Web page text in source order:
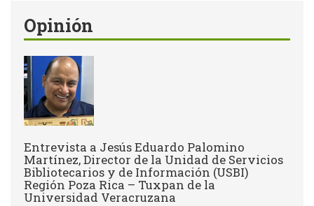
Opinión
Entrevista a Jesús Eduardo Palomino
Martínez, Director de la Unidad de Servicios
Bibliotecarios y de Información (USBI)
Región Poza Rica – Tuxpan de la
Universidad Veracruzana